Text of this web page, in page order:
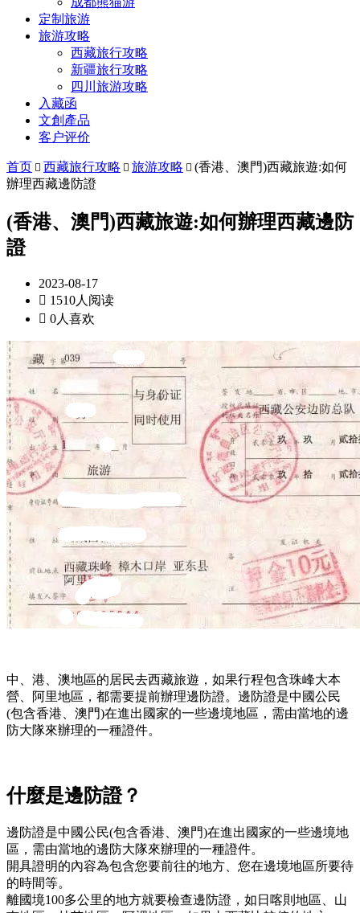
定制旅游
旅游攻略
西藏旅行攻略
新疆旅行攻略
四川旅游攻略
入藏函
文創產品
客户评价
首页  西藏旅行攻略  旅游攻略  (香港、澳門)西藏旅遊:如何
辦理西藏邊防證
(香港、澳門)西藏旅遊:如何辦理西藏邊防
證
2023-08-17
 1510人阅读
 0人喜欢
中、港、澳地區的居民去西藏旅遊，如果行程包含珠峰大本
營、阿里地區，都需要提前辦理邊防證。邊防證是中國公民
(包含香港、澳門)在進出國家的一些邊境地區，需由當地的邊
防大隊來辦理的一種證件。
什麼是邊防證？
邊防證是中國公民(包含香港、澳門)在進出國家的一些邊境地
區，需由當地的邊防大隊來辦理的一種證件。
開具證明的內容為包含您要前往的地方、您在邊境地區所要待
的時間等。
離國境100多公里的地方就要檢查邊防證，如日喀則地區、山